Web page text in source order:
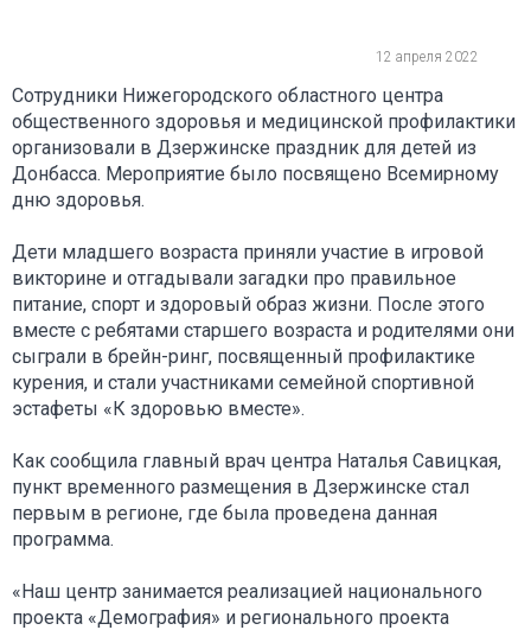
12 апреля 2022
Сотрудники Нижегородского областного центра
общественного здоровья и медицинской профилактики
организовали в Дзержинске праздник для детей из
Донбасса. Мероприятие было посвящено Всемирному
дню здоровья.
Дети младшего возраста приняли участие в игровой
викторине и отгадывали загадки про правильное
питание, спорт и здоровый образ жизни. После этого
вместе с ребятами старшего возраста и родителями они
сыграли в брейн-ринг, посвященный профилактике
курения, и стали участниками семейной спортивной
эстафеты «К здоровью вместе».
Как сообщила главный врач центра Наталья Савицкая,
пункт временного размещения в Дзержинске стал
первым в регионе, где была проведена данная
программа.
«Наш центр занимается реализацией национального
проекта «Демография» и регионального проекта